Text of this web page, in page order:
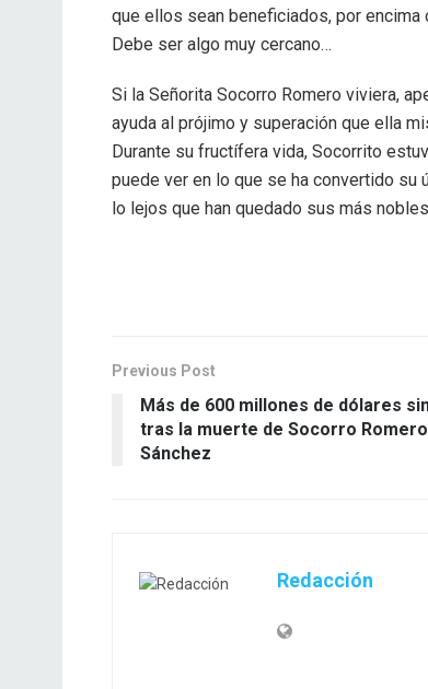
que ellos sean beneficiados, por encima
Debe ser algo muy cercano…
Si la Señorita Socorro Romero viviera,
ayuda al prójimo y superación que ella
Durante su fructífera vida, Socorrito
puede ver en lo que se ha convertido su
lo lejos que han quedado sus más
Previous Post
Más de 600 millones de dólares
tras la muerte de Socorro Romero
Sánchez
Redacción